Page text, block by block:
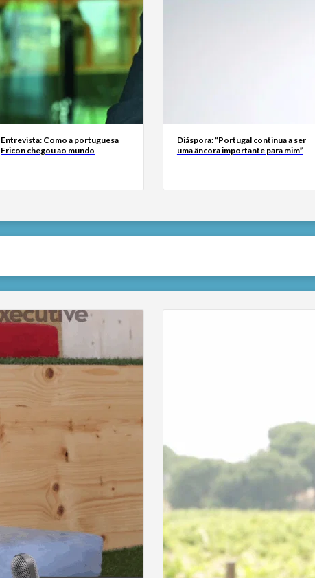
Entrevista: Como a portuguesa
Fricon chegou ao mundo
Diáspora: “Portugal continua a ser
uma âncora importante para mim”